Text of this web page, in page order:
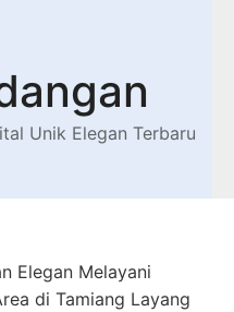
Unik Elegan Terbaru
Elegan Melayani
di Tamiang Layang